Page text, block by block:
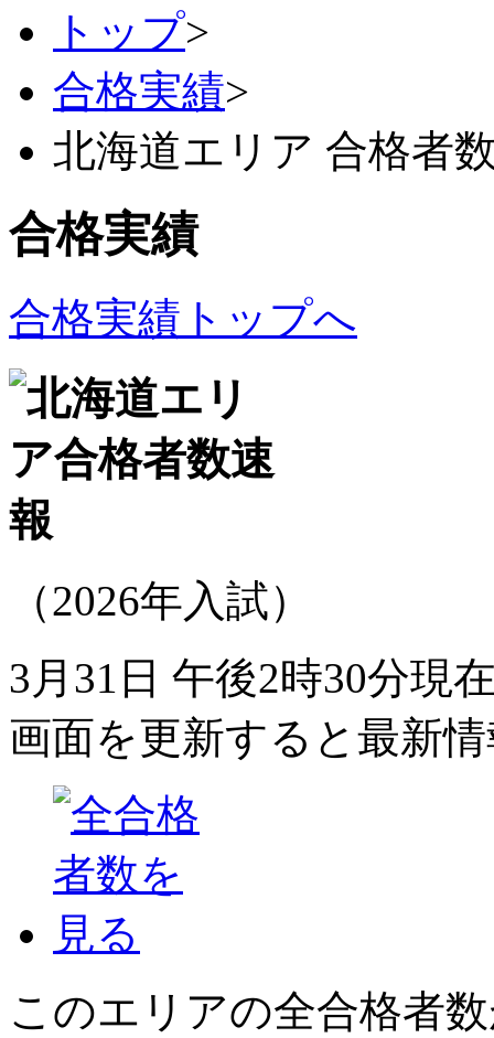
トップ>
合格実績>
北海道エリア 合格者
合格実績
合格実績トップへ
（2026年入試）
3月31日 午後2時30分現
画面を更新すると最新
このエリアの全合格者